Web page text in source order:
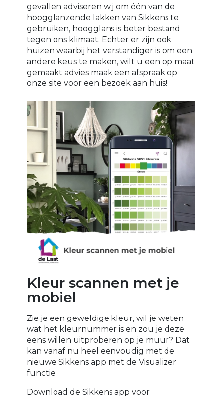
gevallen adviseren wij om één van de
hoogglanzende lakken van Sikkens te
gebruiken, hoogglans is beter bestand
tegen ons klimaat. Echter er zijn ook
huizen waarbij het verstandiger is om een
andere keus te maken, wilt u een op maat
gemaakt advies maak een afspraak op
onze site voor een bezoek aan huis!
Kleur scannen met je
mobiel
Zie je een geweldige kleur, wil je weten
wat het kleurnummer is en zou je deze
eens willen uitproberen op je muur? Dat
kan vanaf nu heel eenvoudig met de
nieuwe Sikkens app met de Visualizer
functie!
Download de Sikkens app voor